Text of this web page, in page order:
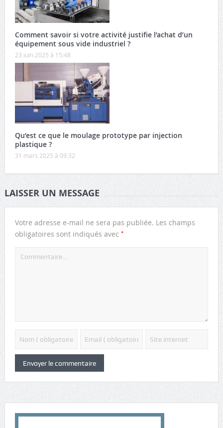
Comment savoir si votre activité justifie l’achat d’un
équipement sous vide industriel ?
23 juin 2025 à 15:48
Qu’est ce que le moulage prototype par injection
plastique ?
31 mars 2025 à 09:32
LAISSER UN MESSAGE
Votre adresse e-mail ne sera pas publiée. Les champs
obligatoires sont indiqués avec *